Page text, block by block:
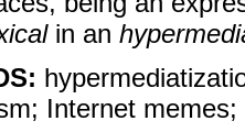
in an
Internet memes;